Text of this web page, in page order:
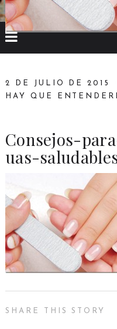
2 DE JULIO DE 2015
HAY QUE
Consejos-
uas-
SHARE THIS STORY